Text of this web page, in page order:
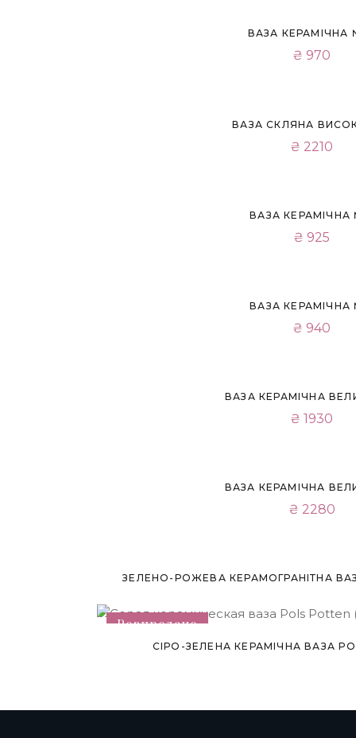
ВАЗА КЕРАМІЧНА
₴ 970
ВАЗА СКЛЯНА
₴ 2210
ВАЗА КЕРАМІЧНА
₴ 925
ВАЗА КЕРАМІЧНА
₴ 940
ВАЗА КЕРАМІЧНА
₴ 1930
ВАЗА КЕРАМІЧНА
₴ 2280
ЗЕЛЕНО-РОЖЕВА КЕРАМОГРАНІТНА
Розпродано
СІРО-ЗЕЛЕНА КЕРАМІЧНА ВАЗА